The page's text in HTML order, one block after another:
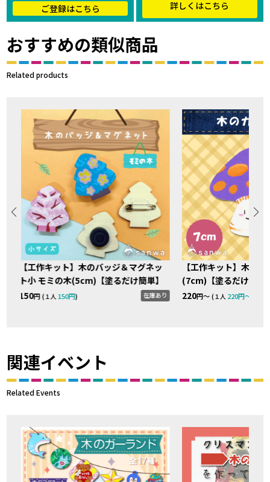
ご登録はこちら 詳しくはこちら
おすすめの類似商品
Related products
【工作キット】木のバッジ＆マグネッ
ト小 モミの木(5cm)【塗るだけ簡単】
150円 (１人 150円) 在庫あり
【工作キット】木の
(7cm)【塗るだけ簡単
220円〜 (１人 220円〜
関連イベント
Related Events